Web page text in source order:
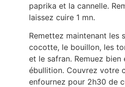
paprika et la cannelle.
laissez cuire 1 mn.
Remettez maintenant les
cocotte, le bouillon, les
et le safran. Remuez
ébullition. Couvrez votre
enfournez pour 2h30 de